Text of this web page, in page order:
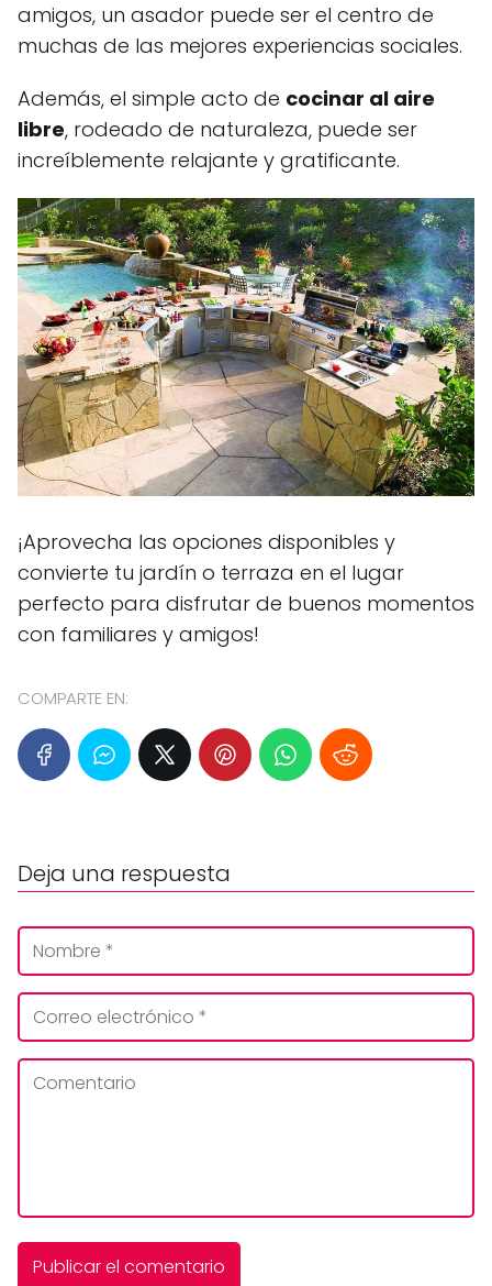
amigos, un asador puede ser el centro de
muchas de las mejores experiencias sociales.
Además, el simple acto de cocinar al aire
libre, rodeado de naturaleza, puede ser
increíblemente relajante y gratificante.
¡Aprovecha las opciones disponibles y
convierte tu jardín o terraza en el lugar
perfecto para disfrutar de buenos momentos
con familiares y amigos!
COMPARTE EN:
Deja una respuesta